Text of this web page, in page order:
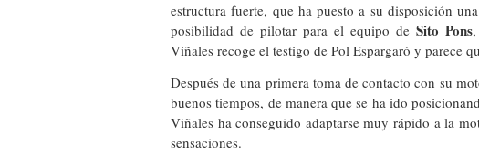
estructura fuerte, que ha puesto a su disposición
posibilidad de pilotar para el equipo de Sito Pons
Viñales recoge el testigo de Pol Espargaró y parece
Después de una primera toma de contacto con su
buenos tiempos, de manera que se ha ido
Viñales ha conseguido adaptarse muy rápido a la
sensaciones.